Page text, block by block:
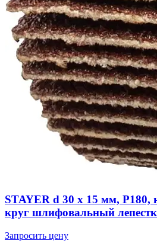
STAYER d 30 x 15 мм,
круг шлифовальный
Запросить цену